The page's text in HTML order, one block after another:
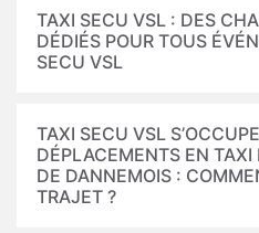
TAXI SECU VSL : DES
DÉDIÉS POUR TOUS
SECU VSL
TAXI SECU VSL
DÉPLACEMENTS EN
DE DANNEMOIS :
TRAJET ?